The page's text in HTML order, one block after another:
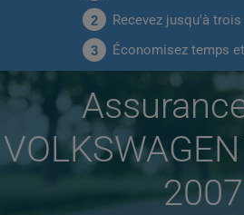
2 Recevez jusqu'à
3 Économisez temps
2007